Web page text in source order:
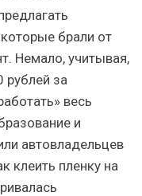
брали от
Немало, учитывая,
рублей за
весь
и
автовладельцев
клеить пленку на